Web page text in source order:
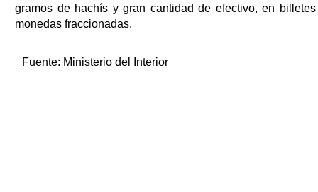
gramos de hachís y gran cantidad de efectivo, en
monedas fraccionadas.
Fuente: Ministerio del Interior